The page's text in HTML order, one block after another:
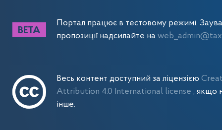
Портал працює в тестовому режимі.
пропозиції надсилайте на
Весь контент доступний за ліцензією
Attribution 4.0 International license, якщо
інше.